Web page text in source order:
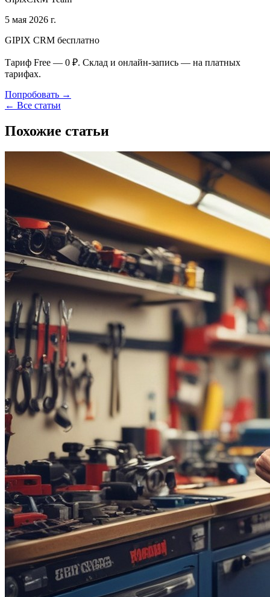
5 мая 2026 г.
GIPIX CRM бесплатно
Тариф Free — 0 ₽. Склад и онлайн-запись — на платных
тарифах.
Попробовать →
← Все статьи
Похожие статьи